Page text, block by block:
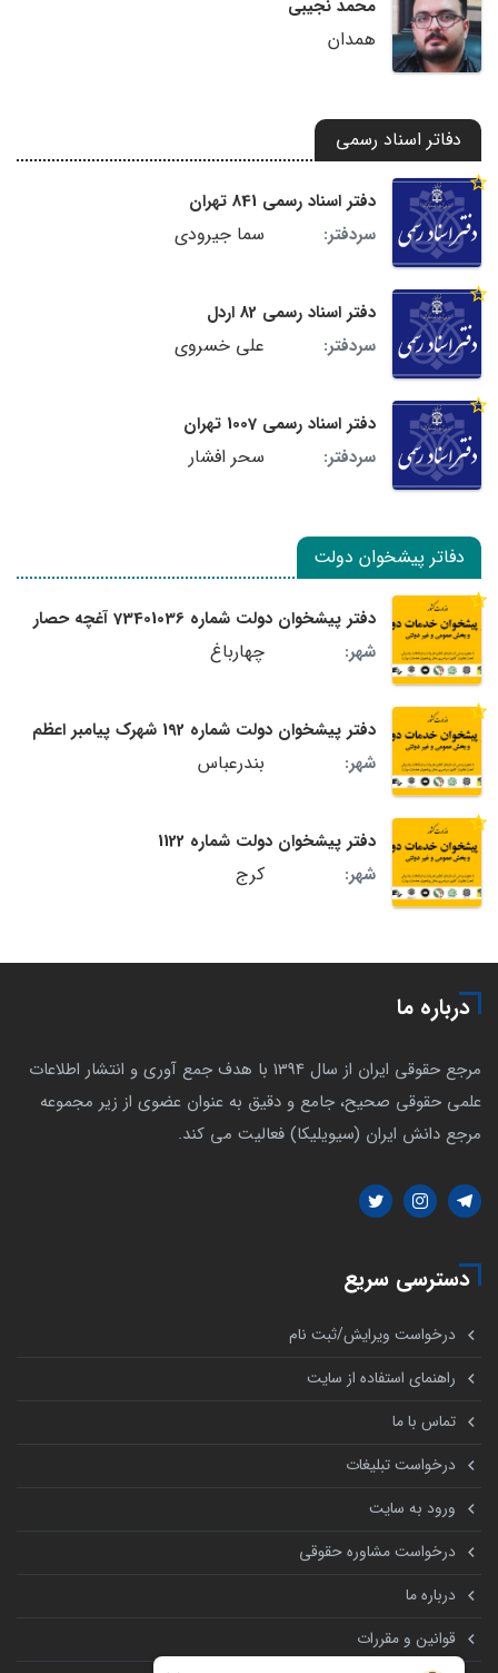
محمد نجیبی
همدان
دفاتر اسناد رسمی
دفتر اسناد رسمی 841 تهران
سردفتر:
سما جیرودی
دفتر اسناد رسمی 82 اردل
سردفتر:
علی خسروی
دفتر اسناد رسمی 1007 تهران
سردفتر:
سحر افشار
دفاتر پیشخوان دولت
دفتر پیشخوان دولت شماره 73401036 آغچه حصار
شهر:
چهارباغ
دفتر پیشخوان دولت شماره 192 شهرک پیامبر اعظم
شهر:
بندرعباس
دفتر پیشخوان دولت شماره 1122
شهر:
کرج
درباره ما
مرجع حقوقی ایران از سال 1394 با هدف جمع آوری و انتشار اطلاعات
علمی حقوقی صحیح، جامع و دقیق به عنوان عضوی از زیر مجموعه
مرجع دانش ایران (سیویلیکا) فعالیت می کند.
دسترسی سریع
درخواست ویرایش/ثبت نام
راهنمای استفاده از سایت
تماس با ما
درخواست تبلیغات
ورود به سایت
درخواست مشاوره حقوقی
درباره ما
قوانین و مقررات